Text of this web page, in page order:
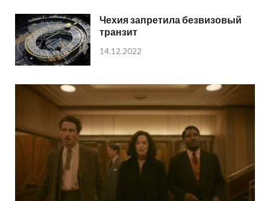
Чехия запретила безвизовый
транзит
14.12.2022